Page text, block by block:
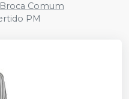
Broca Comum
PM